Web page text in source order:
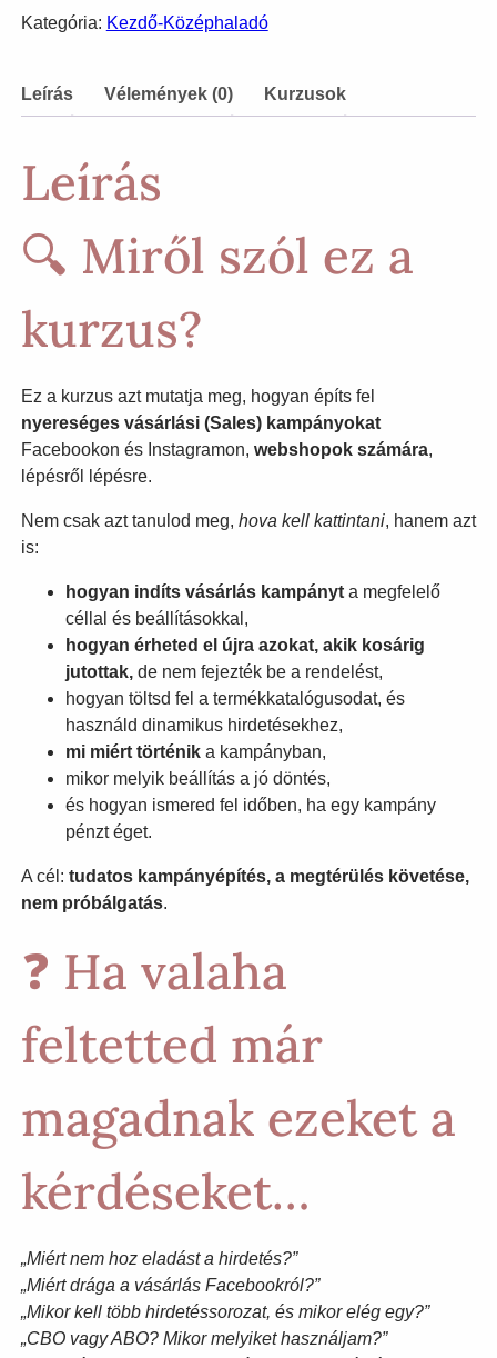
+
Remarketing
Facebookon
és
mennyiség
Kategória: Kezdő-Középhaladó
Leírás Vélemények (0) Kurzusok
Leírás
🔍 Miről szól ez a
kurzus?
Ez a kurzus azt mutatja meg, hogyan építs fel
nyereséges vásárlási (Sales) kampányokat
Facebookon és Instagramon, webshopok számára,
lépésről lépésre.
Nem csak azt tanulod meg, hova kell kattintani, hanem azt
is:
hogyan indíts vásárlás kampányta megfelelő
céllal és beállításokkal,
hogyan érheted el újra azokat, akik kosárig
jutottak,de nem fejezték be a rendelést,
hogyan töltsd fel a termékkatalógusodat, és
használd dinamikus hirdetésekhez,
mi miért történika kampányban,
mikor melyik beállítás a jó döntés,
és hogyan ismered fel időben, ha egy kampány
pénzt éget.
A cél: tudatos kampányépítés, a megtérülés követése,
nem próbálgatás.
❓ Ha valaha
feltetted már
magadnak ezeket a
kérdéseket…
„Miért nem hoz eladást a hirdetés?”
„Miért drága a vásárlás Facebookról?”
„Mikor kell több hirdetéssorozat, és mikor elég egy?”
„CBO vagy ABO? Mikor melyiket használjam?”